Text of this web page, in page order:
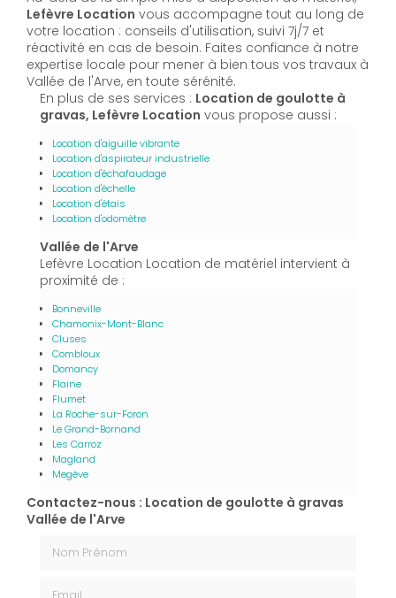
Lefèvre Location vous accompagne tout au long de
votre location : conseils d'utilisation, suivi 7j/7 et
réactivité en cas de besoin. Faites confiance à notre
expertise locale pour mener à bien tous vos travaux à
Vallée de l'Arve, en toute sérénité.
En plus de ses services : Location de goulotte à
gravas, Lefèvre Location vous propose aussi :
Location d'aiguille vibrante
Location d'aspirateur industrielle
Location d'échafaudage
Location d'échelle
Location d'étais
Location d'odomètre
Vallée de l'Arve
Lefèvre Location Location de matériel intervient à
proximité de :
Bonneville
Chamonix-Mont-Blanc
Cluses
Combloux
Domancy
Flaine
Flumet
La Roche-sur-Foron
Le Grand-Bornand
Les Carroz
Magland
Megève
Contactez-nous : Location de goulotte à gravas
Vallée de l'Arve